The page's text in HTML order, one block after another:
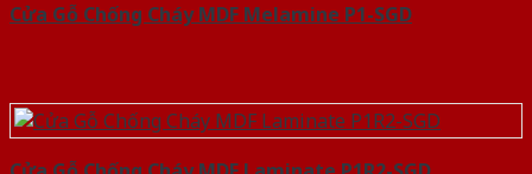
Cửa Gỗ Chống Cháy MDF Melamine P1-SGD